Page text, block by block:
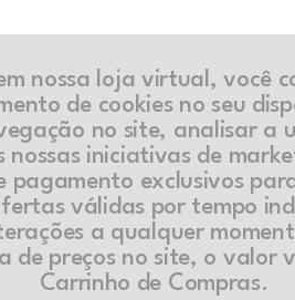
nossa loja virtual, você
de cookies no seu
no site, analisar a
nossas iniciativas de
pagamento exclusivos
válidas por tempo
a qualquer
de preços no site, o valor
Carrinho de Compras.